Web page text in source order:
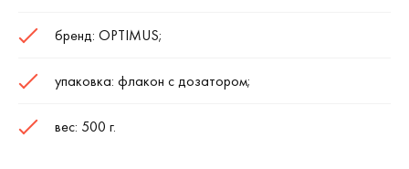
бренд: OPTIMUS;
упаковка: флакон с дозатором;
вес: 500 г.